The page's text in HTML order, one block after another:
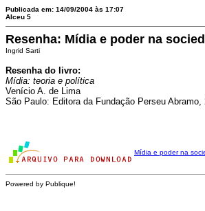
Publicada em: 14/09/2004 às 17:07
Alceu 5
Resenha: Mídia e poder na
Ingrid Sarti
Resenha do livro:
Mídia: teoria e política
Venício A. de Lima
São Paulo: Editora da Fundação Perseu Abramo,
Mídia e poder na
Powered by Publique!